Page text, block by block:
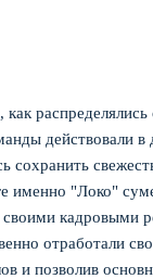
действовали в
сохранить
именно "Локо"
своими кадровыми
отработали
и позволив